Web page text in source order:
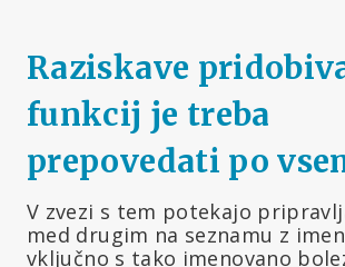
Raziskave
funkcij je treba
prepovedati po
V zvezi s tem potekajo
med drugim na seznamu z
vključno s tako imenovano